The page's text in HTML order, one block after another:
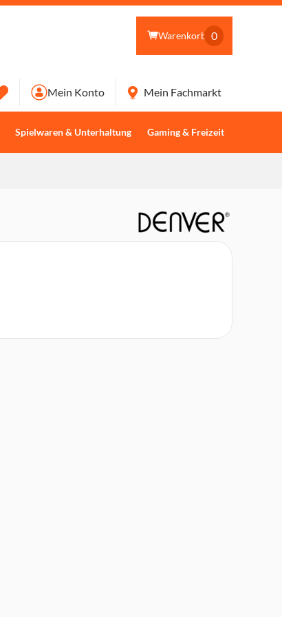
Warenkorb 0
Spielwaren & Unterhaltung Gaming & Freizeit
Mein Konto Mein Fachmarkt